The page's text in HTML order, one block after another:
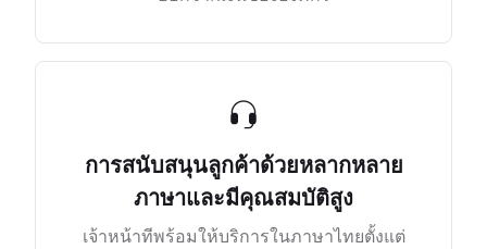
การสนับสนุนลูกค้าด้วยหลากหลาย
ภาษาและมีคุณสมบัติสูง
เจ้าหน้าทีพร้อมให้บริการในภาษาไทยตั้งแต่